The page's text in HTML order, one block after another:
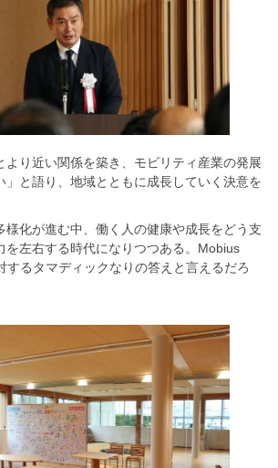
より近い関係を築き、モビリティ産業の発展
」と語り、地域とともに成長していく決意を
様化が進む中、働く人の健康や成長をどう支
を左右する時代になりつつある。Mobius
するタマディックなりの答えと言えるだろ